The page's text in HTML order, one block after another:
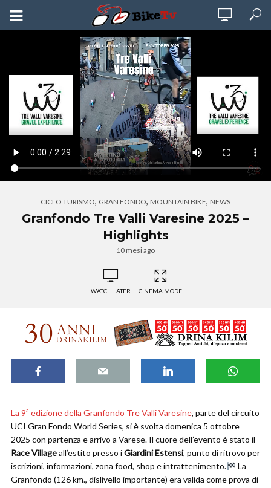
CICLO TURISMO, GRAN FONDO, MOUNTAIN BIKE, NEWS
Granfondo Tre Valli Varesine 2025 –
Highlights
10 mesi ago
WATCH LATER CINEMA MODE
La 9ª edizione della Granfondo Tre Valli Varesine, parte del circuito
UCI Gran Fondo World Series, si è svolta domenica 5 ottobre
2025 con partenza e arrivo a Varese. Il cuore dell’evento è stato il
Race Villageall’estito presso iGiardini Estensi, punto di ritrovo per
iscrizioni, informazioni, zona food, shop e intrattenimento.
La
Granfondo (126 km., dislivello importante) era valida come prova di